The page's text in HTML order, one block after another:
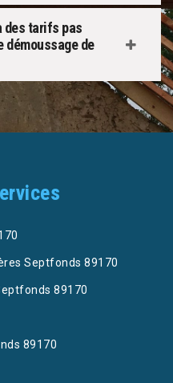
des tarifs pas
démoussage de
Septfonds 89170
89170
89170